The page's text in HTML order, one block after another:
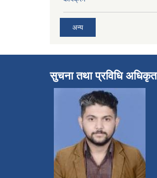
अन्य
सुचना तथा प्रविधि अधिकृत